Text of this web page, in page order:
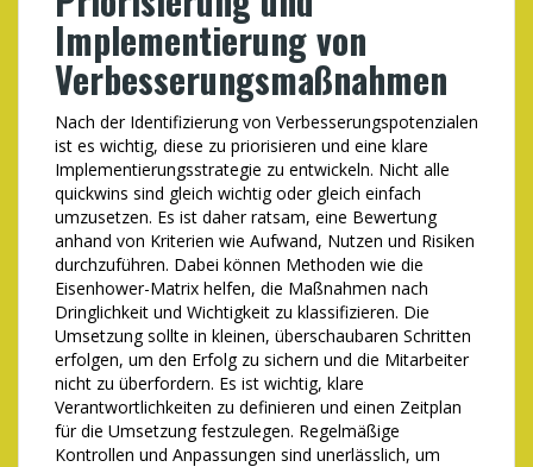
Implementierung von
Verbesserungsmaßnahmen
Nach der Identifizierung von Verbesserungspotenzialen
ist es wichtig, diese zu priorisieren und eine klare
Implementierungsstrategie zu entwickeln. Nicht alle
quickwins sind gleich wichtig oder gleich einfach
umzusetzen. Es ist daher ratsam, eine Bewertung
anhand von Kriterien wie Aufwand, Nutzen und Risiken
durchzuführen. Dabei können Methoden wie die
Eisenhower-Matrix helfen, die Maßnahmen nach
Dringlichkeit und Wichtigkeit zu klassifizieren. Die
Umsetzung sollte in kleinen, überschaubaren Schritten
erfolgen, um den Erfolg zu sichern und die Mitarbeiter
nicht zu überfordern. Es ist wichtig, klare
Verantwortlichkeiten zu definieren und einen Zeitplan
für die Umsetzung festzulegen. Regelmäßige
Kontrollen und Anpassungen sind unerlässlich, um